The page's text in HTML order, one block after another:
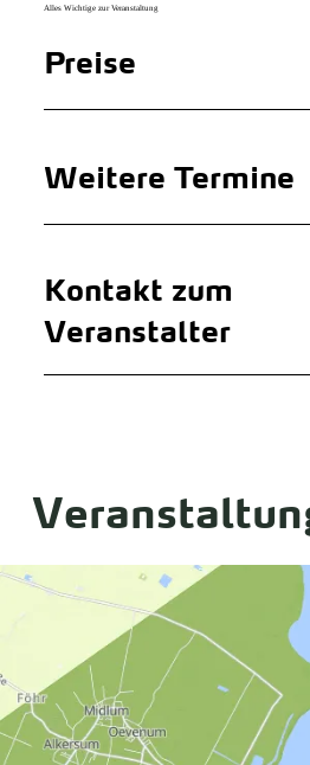
Alles Wichtige zur Veranstaltung
Preise
Weitere Termine
Kontakt zum
Veranstalter